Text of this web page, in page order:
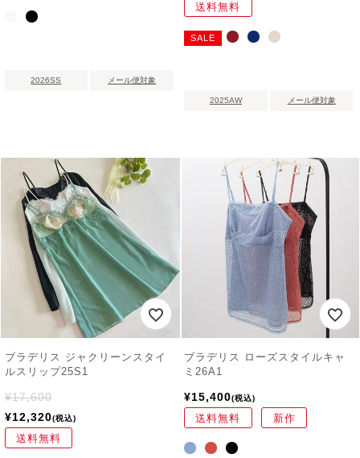
2026SS メール便対象
送料無料
SALE
2025AW メール便対象
ブラデリス ジャクリーンスタイ
ルスリップ25S1
¥17,600
¥12,320 税込
送料無料
ブラデリス ローズスタイルキャ
ミ26A1
¥15,400 税込
送料無料 新作